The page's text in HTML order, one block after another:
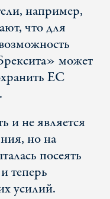
например,
что для
может
ЕС
и не является
но на
посеять
теперь
усилий.